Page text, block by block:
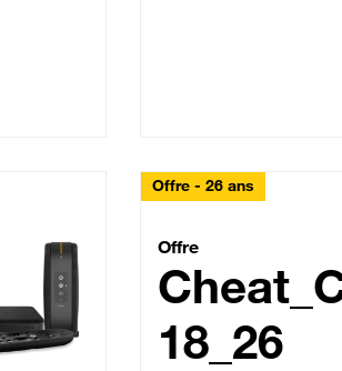
Offre - 26 ans
Offre
18_26